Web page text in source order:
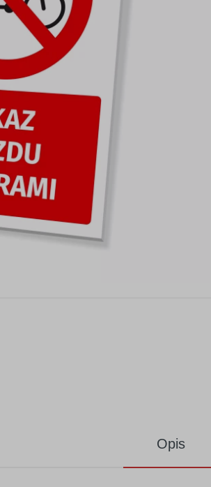
Opis